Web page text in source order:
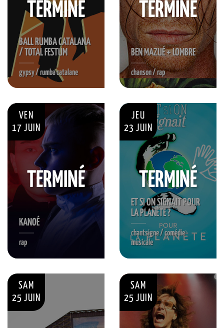
BALL RUMBA CATALANA
/ TOTAL FESTUM
gypsy / rumba catalane
TERMINÉ
BEN MAZUÉ + LOMBRE
chanson / rap
TERMINÉ
VEN
17 JUIN
KANOÉ
rap
TERMINÉ
JEU
23 JUIN
ET SI ON SIGNAIT POUR
LA PLANÈTE ?
chantsigne / comédie
musicale
TERMINÉ
SAM
25 JUIN
SAM
25 JUIN